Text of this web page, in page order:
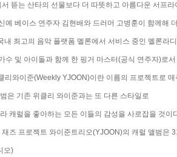
뜯는 산타의 선물보다 더 따뜻하고 아름다운 서프
예 베이스 연주자 김현배와 드러머 고병훈이 함께해
내 최고의 음악 플랫폼 멜론에서 서비스 중인 멜론라
수 및 아이돌과 함께 한 핑거 마스터(공식 연주자)로
리와이준(Weekly YJOON)이란 이름의 프로젝트로
은 기존 위클리 와이준과는 또 다른 스타일로
캐럴을 좋아하는 모든 이들의 감성을 사로잡을 것이
즈 프로젝트 와이준트리오(YJOON)의 캐럴 앨범은
오)